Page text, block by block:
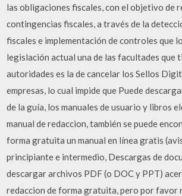
las obligaciones fiscales, con el objetivo de
contingencias fiscales, a través de la
fiscales e implementación de controles que
legislación actual una de las facultades que
autoridades es la de cancelar los Sellos
empresas, lo cual impide que Puede
de la guía, los manuales de usuario y libros
manual de redaccion, también se puede
forma gratuita un manual en línea gratis
principiante e intermedio, Descargas de
descargar archivos PDF (o DOC y PPT)
redaccion de forma gratuita, pero por favor